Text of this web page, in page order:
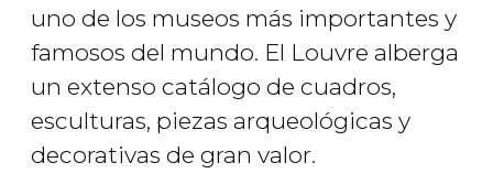
uno de los museos más importantes y
famosos del mundo. El Louvre alberga
un extenso catálogo de cuadros,
esculturas, piezas arqueológicas y
decorativas de gran valor.